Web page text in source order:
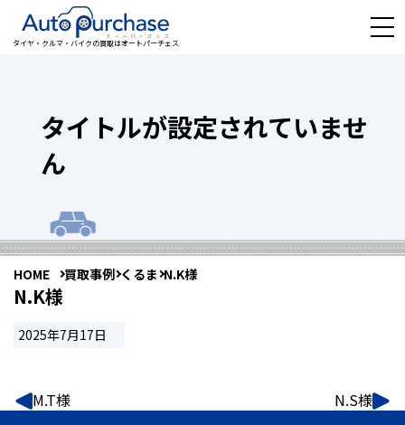
タイヤ・クルマ・バイクの買取はオートパーチェス
タイトルが設定されていませ
ん
HOME 買取事例 くるま N.K様
N.K様
2025年7月17日
M.T様 N.S様